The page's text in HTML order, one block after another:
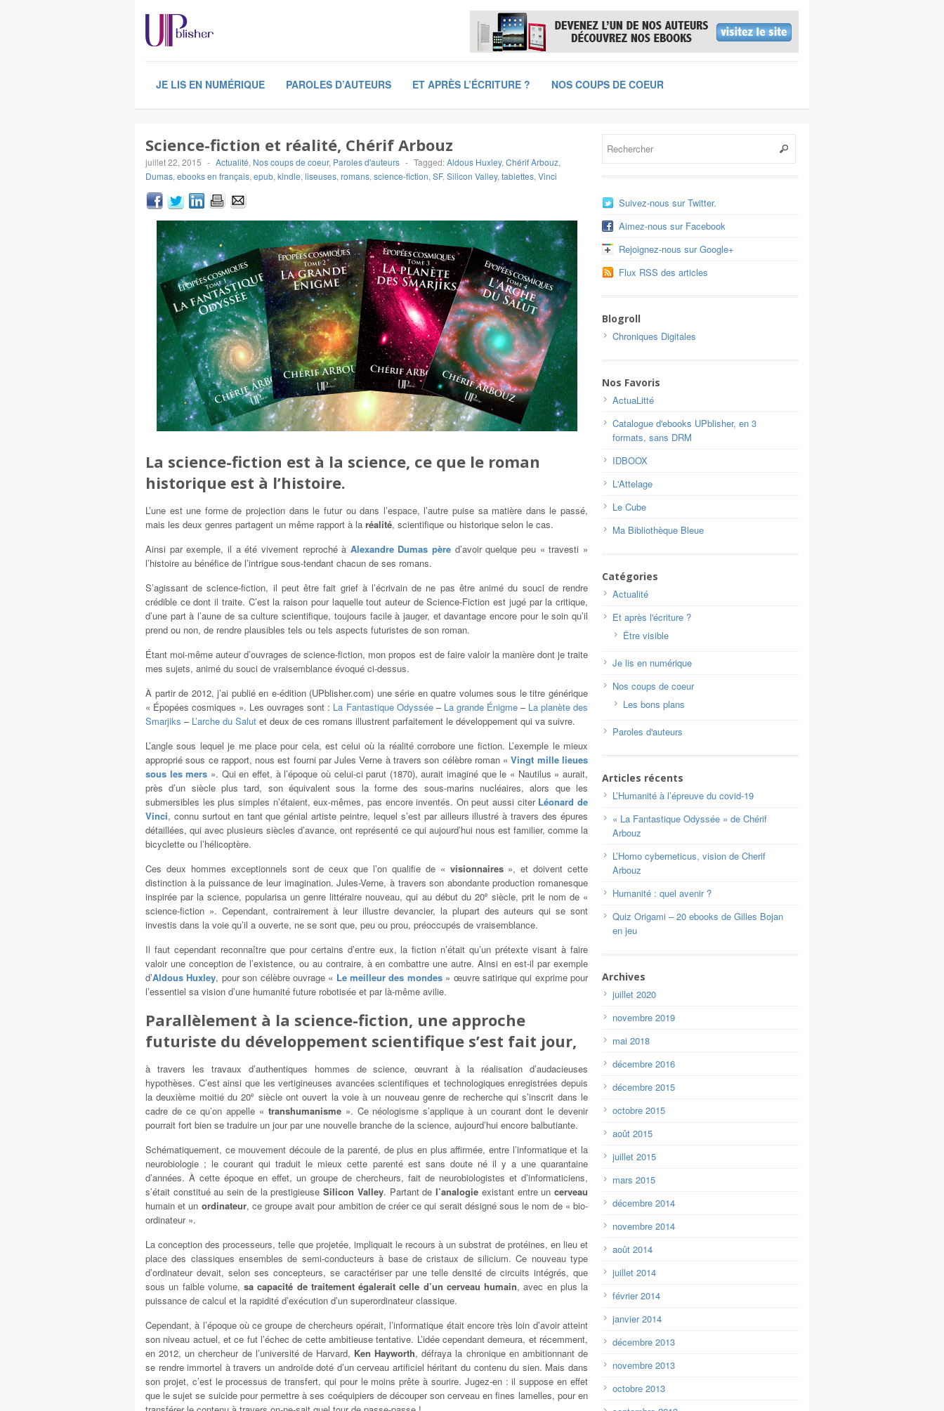
JE LIS EN NUMÉRIQUE PAROLES D’AUTEURS ET APRÈS L’ÉCRITURE ? NOS COUPS DE COEUR
Science-fiction et réalité, Chérif Arbouz
juillet 22, 2015 - Actualité, Nos coups de coeur, Paroles d'auteurs - Tagged:Aldous Huxley, Chérif Arbouz,
Dumas, ebooks en français, epub, kindle, liseuses, romans, science-fiction, SF, Silicon Valley, tablettes, Vinci
La science-fiction est à la science, ce que le roman
historique est à l’histoire.
L’une est une forme de projection dans le futur ou dans l’espace, l’autre puise sa matière dans le passé,
mais les deux genres partagent un même rapport à la réalité, scientifique ou historique selon le cas.
Ainsi par exemple, il a été vivement reproché à Alexandre Dumas père d’avoir quelque peu « travesti »
l’histoire au bénéfice de l’intrigue sous-tendant chacun de ses romans.
S’agissant de science-fiction, il peut être fait grief à l’écrivain de ne pas être animé du souci de rendre
crédible ce dont il traite. C’est la raison pour laquelle tout auteur de Science-Fiction est jugé par la critique,
d’une part à l’aune de sa culture scientifique, toujours facile à jauger, et davantage encore pour le soin qu’il
prend ou non, de rendre plausibles tels ou tels aspects futuristes de son roman.
Étant moi-même auteur d’ouvrages de science-fiction, mon propos est de faire valoir la manière dont je traite
mes sujets, animé du souci de vraisemblance évoqué ci-dessus.
À partir de 2012, j’ai publié en e-édition (UPblisher.com) une série en quatre volumes sous le titre générique
« Épopées cosmiques ». Les ouvrages sont : La Fantastique Odyssée– La grande Énigme– La planète des
Smarjiks – L’arche du Salut et deux de ces romans illustrent parfaitement le développement qui va suivre.
L’angle sous lequel je me place pour cela, est celui où la réalité corrobore une fiction. L’exemple le mieux
approprié sous ce rapport, nous est fourni par Jules Verne à travers son célèbre roman «Vingt mille lieues
sous les mers ». Qui en effet, à l’époque où celui-ci parut (1870), aurait imaginé que le « Nautilus » aurait,
près d’un siècle plus tard, son équivalent sous la forme des sous-marins nucléaires, alors que les
submersibles les plus simples n’étaient, eux-mêmes, pas encore inventés. On peut aussi citer Léonard de
Vinci, connu surtout en tant que génial artiste peintre, lequel s’est par ailleurs illustré à travers des épures
détaillées, qui avec plusieurs siècles d’avance, ont représenté ce qui aujourd’hui nous est familier, comme la
bicyclette ou l’hélicoptère.
Ces deux hommes exceptionnels sont de ceux que l’on qualifie de « visionnaires», et doivent cette
distinction à la puissance de leur imagination. Jules-Verne, à travers son abondante production romanesque
inspirée par la science, popularisa un genre littéraire nouveau, qui au début du 20e siècle, prit le nom de «
science-fiction ». Cependant, contrairement à leur illustre devancier, la plupart des auteurs qui se sont
investis dans la voie qu’il a ouverte, ne se sont que, peu ou prou, préoccupés de vraisemblance.
Il faut cependant reconnaître que pour certains d’entre eux, la fiction n’était qu’un prétexte visant à faire
valoir une conception de l’existence, ou au contraire, à en combattre une autre. Ainsi en est-il par exemple
d’Aldous Huxley, pour son célèbre ouvrage « Le meilleur des mondes» œuvre satirique qui exprime pour
l’essentiel sa vision d’une humanité future robotisée et par là-même avilie.
Parallèlement à la science-fiction, une approche
futuriste du développement scientifique s’est fait jour,
à travers les travaux d’authentiques hommes de science, œuvrant à la réalisation d’audacieuses
hypothèses. C’est ainsi que les vertigineuses avancées scientifiques et technologiques enregistrées depuis
la deuxième moitié du 20e
siècle ont ouvert la voie à un nouveau genre de recherche qui s’inscrit dans le
cadre de ce qu’on appelle « transhumanisme». Ce néologisme s’applique à un courant dont le devenir
pourrait fort bien se traduire un jour par une nouvelle branche de la science, aujourd’hui encore balbutiante.
Schématiquement, ce mouvement découle de la parenté, de plus en plus affirmée, entre l’informatique et la
neurobiologie ; le courant qui traduit le mieux cette parenté est sans doute né il y a une quarantaine
d’années. À cette époque en effet, un groupe de chercheurs, fait de neurobiologistes et d’informaticiens,
s’était constitué au sein de la prestigieuseSilicon Valley. Partant del’analogie existant entre uncerveau
humain et un ordinateur, ce groupe avait pour ambition de créer ce qui serait désigné sous le nom de « bio-
ordinateur ».
La conception des processeurs, telle que projetée, impliquait le recours à un substrat de protéines, en lieu et
place des classiques ensembles de semi-conducteurs à base de cristaux de silicium. Ce nouveau type
d’ordinateur devait, selon ses concepteurs, se caractériser par une telle densité de circuits intégrés, que
sous un faible volume, sa capacité de traitement égalerait celle d’un cerveau humain, avec en plus la
puissance de calcul et la rapidité d’exécution d’un superordinateur classique.
Cependant, à l’époque où ce groupe de chercheurs opérait, l’informatique était encore très loin d’avoir atteint
son niveau actuel, et ce fut l’échec de cette ambitieuse tentative. L’idée cependant demeura, et récemment,
en 2012, un chercheur de l’université de Harvard, Ken Hayworth, défraya la chronique en ambitionnant de
se rendre immortel à travers un androïde doté d’un cerveau artificiel héritant du contenu du sien. Mais dans
son projet, c’est le processus de transfert, qui pour le moins prête à sourire. Jugez-en : il suppose en effet
que le sujet se suicide pour permettre à ses coéquipiers de découper son cerveau en fines lamelles, pour en
Suivez-nous sur Twitter.
Aimez-nous sur Facebook
Rejoignez-nous sur Google+
Flux RSS des articles
Blogroll
Chroniques Digitales
Nos Favoris
ActuaLitté
Catalogue d'ebooks UPblisher, en 3
formats, sans DRM
IDBOOX
L'Attelage
Le Cube
Ma Bibliothèque Bleue
Catégories
Actualité
Et après l'écriture ?
Être visible
Je lis en numérique
Nos coups de coeur
Les bons plans
Paroles d'auteurs
Articles récents
L’Humanité à l’épreuve du covid-19
« La Fantastique Odyssée » de Chérif
Arbouz
L’Homo cyberneticus, vision de Cherif
Arbouz
Humanité : quel avenir ?
Quiz Origami – 20 ebooks de Gilles Bojan
en jeu
Archives
juillet 2020
novembre 2019
mai 2018
décembre 2016
décembre 2015
octobre 2015
août 2015
juillet 2015
mars 2015
décembre 2014
novembre 2014
août 2014
juillet 2014
février 2014
janvier 2014
décembre 2013
novembre 2013
octobre 2013